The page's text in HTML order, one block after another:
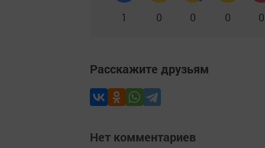
1 0 0 0 0
Расскажите друзьям
Нет комментариев